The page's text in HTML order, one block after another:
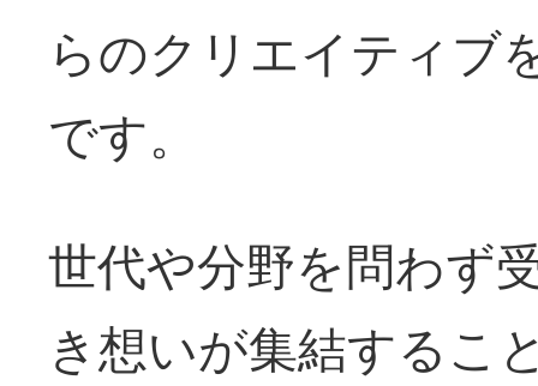
らのクリエイティブ
です。
世代や分野を問わず
き想いが集結するこ